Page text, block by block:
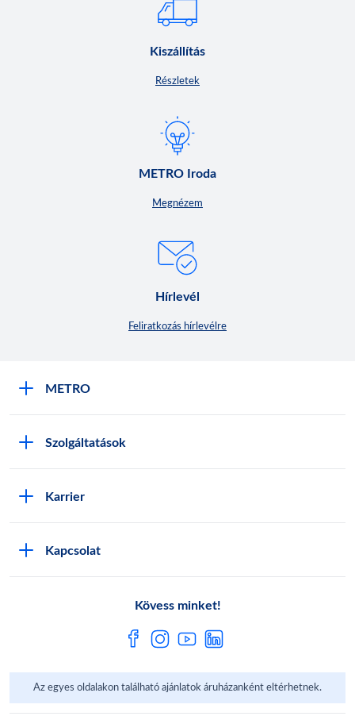
Kiszállítás
Részletek
METRO Iroda
Megnézem
Hírlevél
Feliratkozás hírlevélre
METRO
Szolgáltatások
Karrier
Kapcsolat
Kövess minket!
Az egyes oldalakon található ajánlatok áruházanként eltérhetnek.